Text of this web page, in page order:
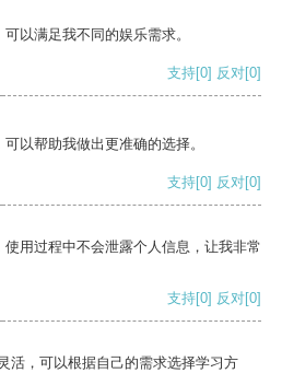
以满足我不同的娱乐需求。
支持[0] 反对[0]
以帮助我做出更准确的选择。
支持[0] 反对[0]
用过程中不会泄露个人信息，让我非常
支持[0] 反对[0]
活，可以根据自己的需求选择学习方